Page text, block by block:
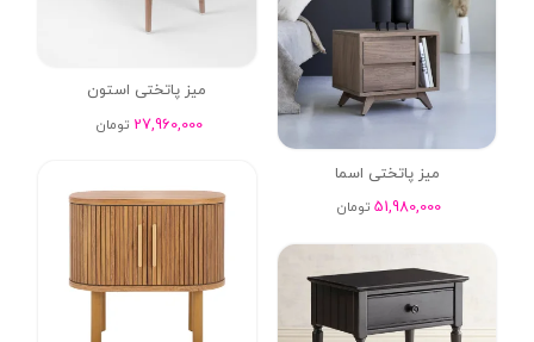
میز پاتختی استون
27,960,000 تومان
میز پاتختی اسما
51,980,000 تومان